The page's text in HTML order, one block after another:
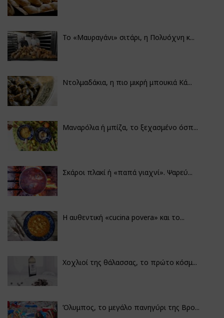
Το «Μαυραγάνι» σιτάρι, η Πολυόχνη κ...
Ντολμαδάκια, η πιο μικρή μπουκιά Κά...
Μαναρόλια ή μπίζα, το ξεχασμένο όσπ...
Σκάροι πλακί ή «παπά γιαχνί». Ψαρεύ...
Η αυθεντική «cucina povera» και το...
Χοχλιοί της θάλασσας, το πρώτο κόσμ...
Όλυμπος, το μεγάλο πανηγύρι της Βρο...